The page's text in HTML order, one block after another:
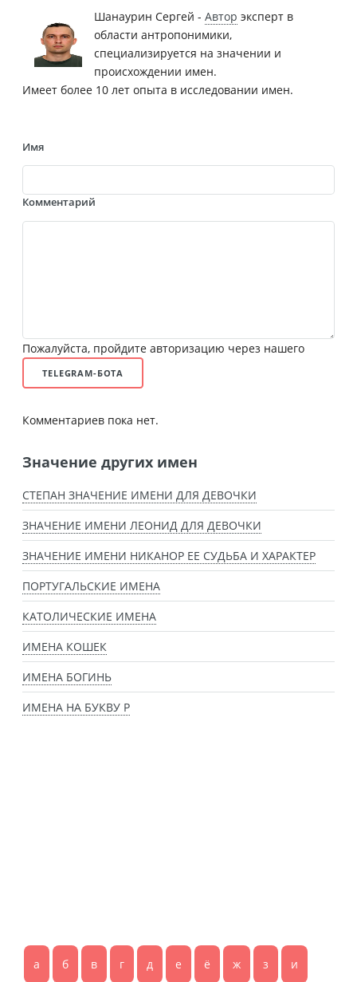
Шанаурин Сергей - Автор эксперт в
области антропонимики,
специализируется на значении и
происхождении имен.
Имеет более 10 лет опыта в исследовании имен.
Имя
Комментарий
Пожалуйста, пройдите авторизацию через нашего
TELEGRAM-БОТА
Комментариев пока нет.
Значение других имен
СТЕПАН ЗНАЧЕНИЕ ИМЕНИ ДЛЯ ДЕВОЧКИ
ЗНАЧЕНИЕ ИМЕНИ ЛЕОНИД ДЛЯ ДЕВОЧКИ
ЗНАЧЕНИЕ ИМЕНИ НИКАНОР ЕЕ СУДЬБА И ХАРАКТЕР
ПОРТУГАЛЬСКИЕ ИМЕНА
КАТОЛИЧЕСКИЕ ИМЕНА
ИМЕНА КОШЕК
ИМЕНА БОГИНЬ
ИМЕНА НА БУКВУ Р
а б в г д е ё ж з и